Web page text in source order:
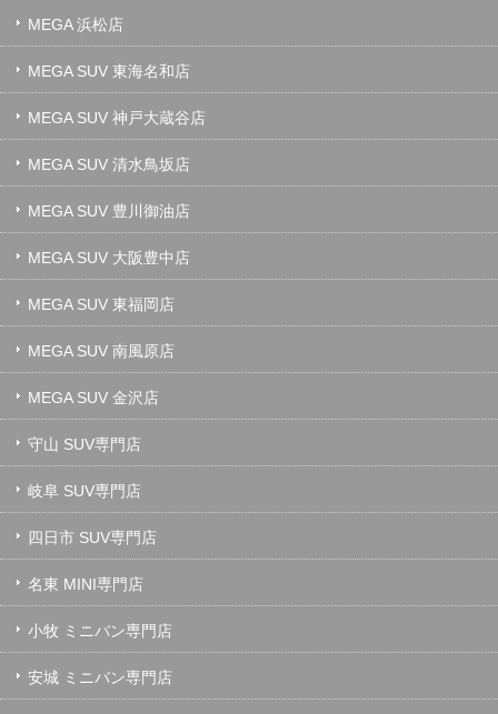
MEGA 浜松店
MEGA SUV 東海名和店
MEGA SUV 神戸大蔵谷店
MEGA SUV 清水鳥坂店
MEGA SUV 豊川御油店
MEGA SUV 大阪豊中店
MEGA SUV 東福岡店
MEGA SUV 南風原店
MEGA SUV 金沢店
守山 SUV専門店
岐阜 SUV専門店
四日市 SUV専門店
名東 MINI専門店
小牧 ミニバン専門店
安城 ミニバン専門店